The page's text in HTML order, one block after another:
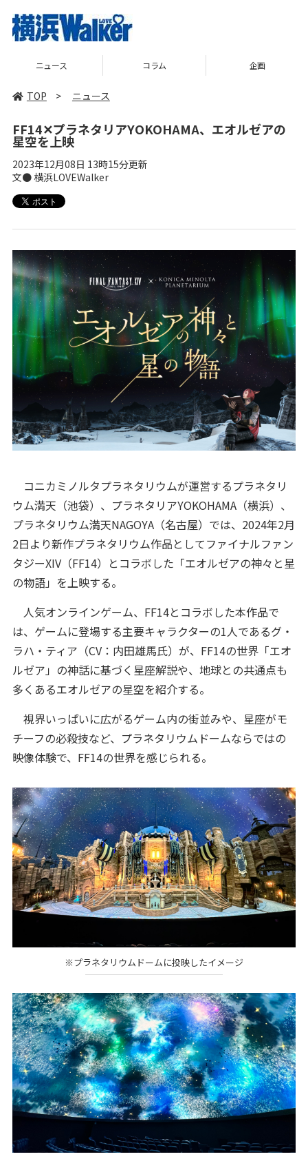
ニュース コラム 企画
TOP > ニュース
FF14✕プラネタリアYOKOHAMA、エオルゼアの
星空を上映
2023年12月08日 13時15分更新
文● 横浜LOVEWalker
コニカミノルタプラネタリウムが運営するプラネタリ
ウム満天（池袋）、プラネタリアYOKOHAMA（横浜）、
プラネタリウム満天NAGOYA（名古屋）では、2024年2月
2日より新作プラネタリウム作品としてファイナルファン
タジーXIV（FF14）とコラボした「エオルゼアの神々と星
の物語」を上映する。
人気オンラインゲーム、FF14とコラボした本作品で
は、ゲームに登場する主要キャラクターの1人であるグ・
ラハ・ティア（CV：内田雄馬氏）が、FF14の世界「エオ
ルゼア」の神話に基づく星座解説や、地球との共通点も
多くあるエオルゼアの星空を紹介する。
視界いっぱいに広がるゲーム内の街並みや、星座がモ
チーフの必殺技など、プラネタリウムドームならではの
映像体験で、FF14の世界を感じられる。
※プラネタリウムドームに投映したイメージ